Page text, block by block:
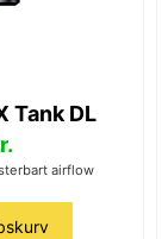
Tank DL
airflow